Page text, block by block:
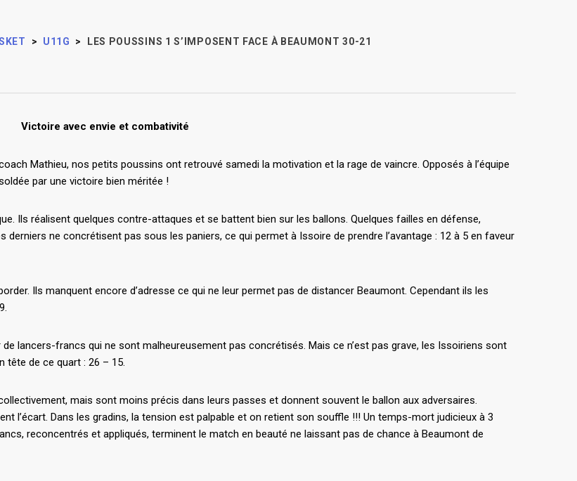
> U11G > LES POUSSINS 1 S’IMPOSENT FACE À BEAUMONT 30-21
Victoire avec envie et combativité
Mathieu, nos petits poussins ont retrouvé samedi la motivation et la rage de vaincre. Opposés à l’équipe
par une victoire bien méritée !
Ils réalisent quelques contre-attaques et se battent bien sur les ballons. Quelques failles en défense,
ne concrétisent pas sous les paniers, ce qui permet à Issoire de prendre l’avantage : 12 à 5 en faveur
Ils manquent encore d’adresse ce qui ne leur permet pas de distancer Beaumont. Cependant ils les
lancers-francs qui ne sont malheureusement pas concrétisés. Mais ce n’est pas grave, les Issoiriens sont
tête de ce quart : 26 – 15.
mais sont moins précis dans leurs passes et donnent souvent le ballon aux adversaires.
l’écart. Dans les gradins, la tension est palpable et on retient son souffle !!! Un temps-mort judicieux à 3
reconcentrés et appliqués, terminent le match en beauté ne laissant pas de chance à Beaumont de